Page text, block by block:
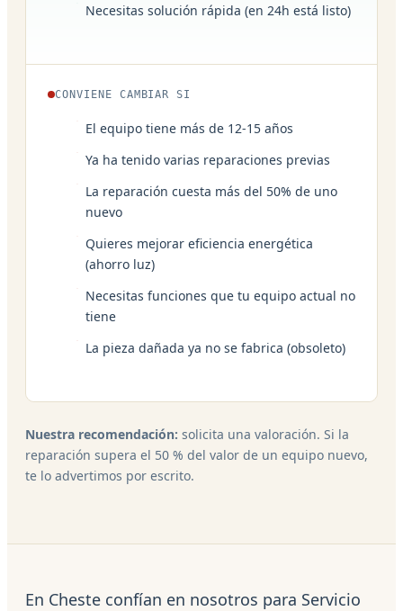
Necesitas solución rápida (en 24h está listo)
CONVIENE CAMBIAR SI
El equipo tiene más de 12-15 años
Ya ha tenido varias reparaciones previas
La reparación cuesta más del 50% de uno
nuevo
Quieres mejorar eficiencia energética
(ahorro luz)
Necesitas funciones que tu equipo actual no
tiene
La pieza dañada ya no se fabrica (obsoleto)
Nuestra recomendación: solicita una valoración. Si la
reparación supera el 50 % del valor de un equipo nuevo,
te lo advertimos por escrito.
En Cheste confían en nosotros para Servicio